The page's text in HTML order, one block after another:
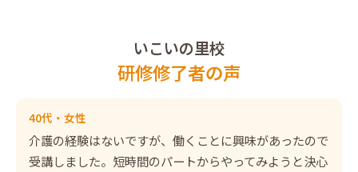
いこいの里校
研修修了者の声
40代・女性
介護の経験はないですが、働くことに興味があったので
受講しました。短時間のパートからやってみようと決心